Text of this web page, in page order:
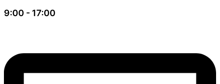
9:00 - 17:00